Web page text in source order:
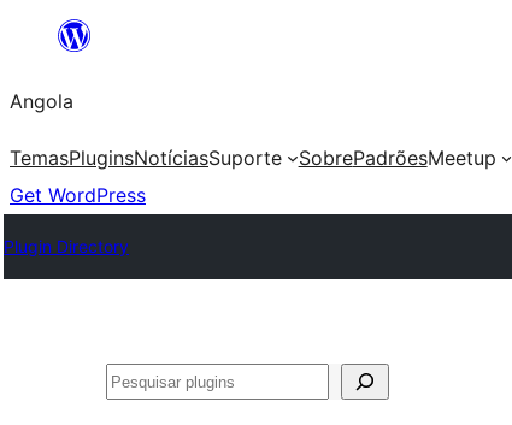
Saltar
o
conteúdo
Angola
TemasPluginsNotíciasSuporte SobrePadrõesMeetup
Get WordPress
Plugin Directory
Pesquisar